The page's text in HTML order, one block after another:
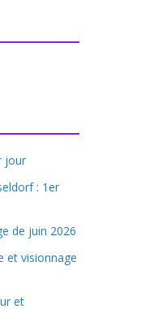
jour
: 1er
de juin 2026
et visionnage
et